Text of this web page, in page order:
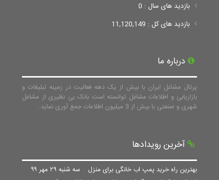
بازدید های سال : 0
بازدید های کل : 11,120,149
درباره ما
پرتال مشاغل ایران با بیش از یک دهه فعالیت در زمینه تبلیغات و
بازاریابی و اطلاعات مشاغل توانسته است بانک بی نظیری از مشاغل
شهری و صنعتی با بیش از 3 میلیون اطلاعات جمع آوری نماید.
آخرین رویدادها
بهترین راه خرید پمپ اب خانگی برای منزل سه شنبه ۲۹ مهر ۹۹